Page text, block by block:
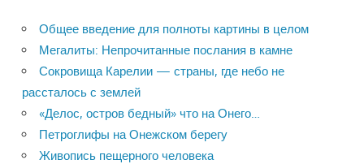
Общее введение для полноты картины в целом
Мегалиты: Непрочитанные послания в камне
Сокровища Карелии — страны, где небо не
рассталось с землей
«Делос, остров бедный» что на Онего…
Петроглифы на Онежском берегу
Живопись пещерного человека